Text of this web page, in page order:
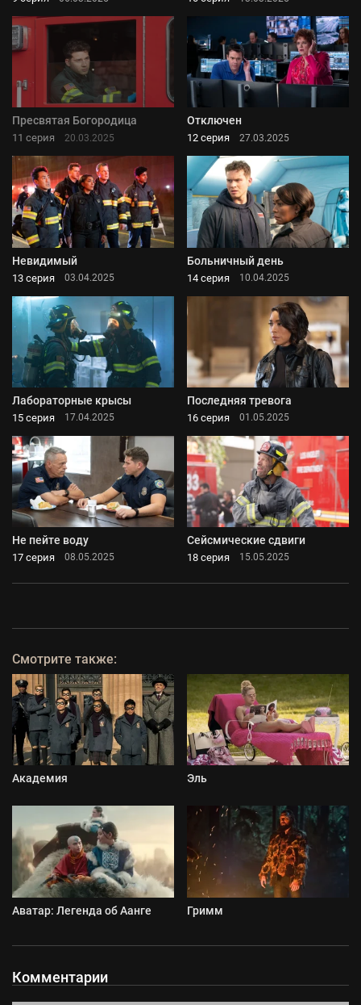
Пресвятая Богородица
11 серия 20.03.2025
Отключен
12 серия 27.03.2025
Невидимый
13 серия 03.04.2025
Больничный день
14 серия 10.04.2025
Лабораторные крысы
15 серия 17.04.2025
Последняя тревога
16 серия 01.05.2025
Не пейте воду
17 серия 08.05.2025
Сейсмические сдвиги
18 серия 15.05.2025
Смотрите также:
Академия Эль
Аватар: Легенда об Аанге Гримм
Комментарии